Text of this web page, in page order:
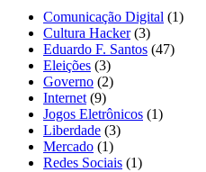
Comunicação Digital (1)
Cultura Hacker(3)
Eduardo F. Santos (47)
Eleições (3)
Governo (2)
Internet (9)
Jogos Eletrônicos (1)
Liberdade (3)
Mercado (1)
Redes Sociais (1)